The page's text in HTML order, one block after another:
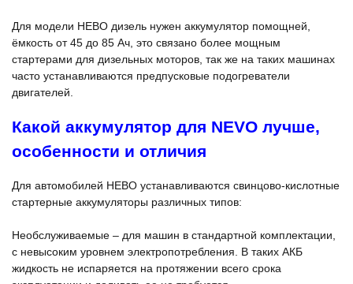
Для модели НЕВО дизель нужен аккумулятор помощней,
ёмкость от 45 до 85 Ач, это связано более мощным
стартерами для дизельных моторов, так же на таких машинах
часто устанавливаются предпусковые подогреватели
двигателей.
Какой аккумулятор для NEVO лучше,
особенности и отличия
Для автомобилей НЕВО устанавливаются свинцово-кислотные
стартерные аккумуляторы различных типов:
Необслуживаемые – для машин в стандартной комплектации,
с невысоким уровнем электропотребления. В таких АКБ
жидкость не испаряется на протяжении всего срока